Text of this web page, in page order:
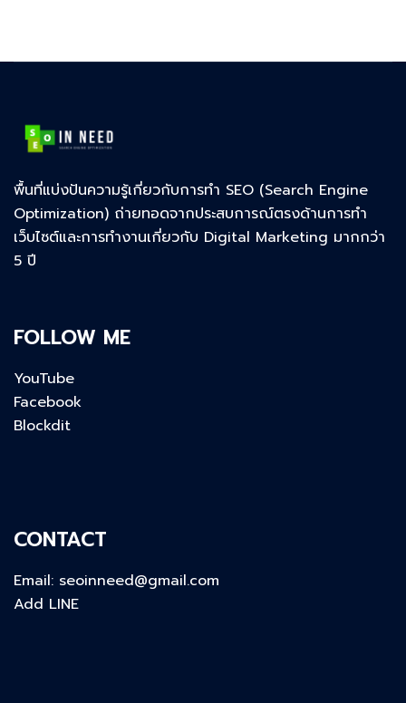
พื้นที่แบ่งปันความรู้เกี่ยวกับการทำ SEO (Search Engine
Optimization) ถ่ายทอดจากประสบการณ์ตรงด้านการทำ
เว็บไซต์และการทำงานเกี่ยวกับ Digital Marketing มากกว่า
5 ปี
FOLLOW ME
YouTube
Facebook
Blockdit
CONTACT
Email: seoinneed@gmail.com
Add LINE